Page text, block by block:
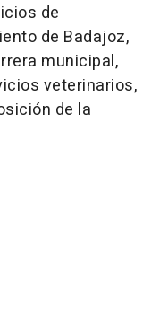
de
de Badajoz,
municipal,
veterinarios,
de la